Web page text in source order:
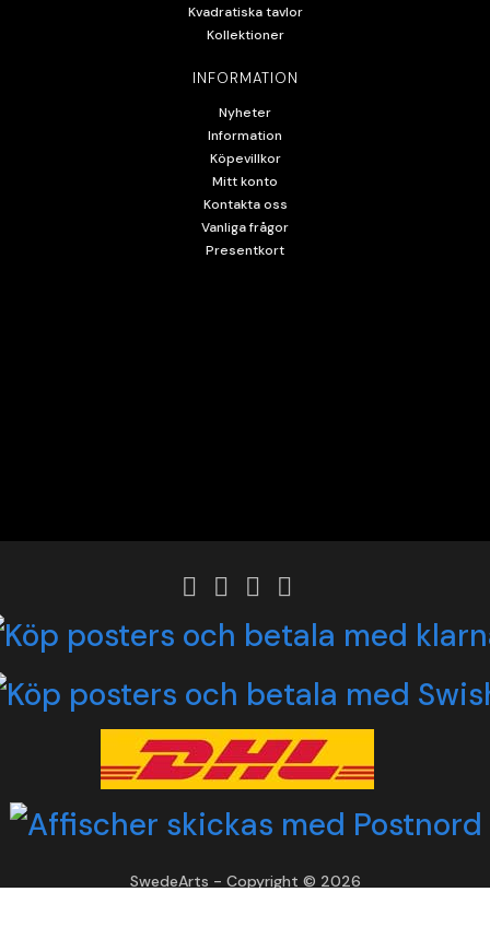
Kvadratiska tavlor
Kollektioner
INFORMATION
Nyheter
Information
Köpevillkor
Mitt konto
Kontakta oss
Vanliga frågor
Presentkort
SwedeArts - Copyright © 2026